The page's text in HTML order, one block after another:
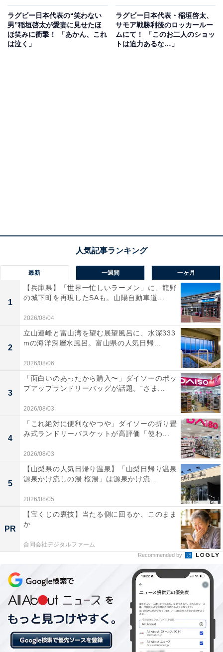
ラグビー日本代表の“笑わない
男”稲垣啓太が愛妻に見せたほ
ほ笑みに衝撃！ 「あかん、これ
は泣く」
ラグビー日本代表・稲垣啓太、
サモア戦勝利後のロッカールー
ムにて！ 「このお二人のショッ
トは迫力あるな…」
最新 一週間 一ヶ月
1
【兵庫県】「世界一忙しいラーメン」に、龍野
の城下町を再現したSAも。山陽自動車道...
2026/08/04
2
立山連峰と富山湾を望む展望風呂に、水深333
mの海洋深層水風呂。富山県の人気日帰...
2026/08/06
3
「面白いのあったから購入〜」ダイソーのポッ
プアップランドリーバッグが話題。“さま...
2026/08/03
4
「これ絶対に便利なやつや」ダイソーの折り畳
み式ランドリーバスケットが高評価「使わ...
2026/08/03
5
【山梨県の人気日帰り温泉】「山梨日帰り温泉
源泉かけ流しの湯 桜湯」は源泉かけ流...
2026/08/05
PR
【宝くじの裏技】当たる側に回るか、このまま
か
合同会社デジタルファーム
Recommended by